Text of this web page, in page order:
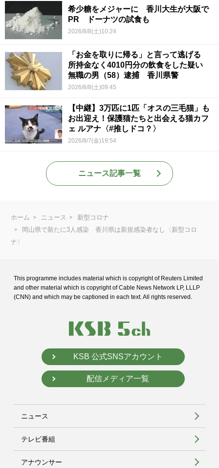
希少糖をメジャーに 香川大生が大阪で
PR ドーナツの試食も
2026/8/8(土)10:24
「お金を取りに帰る」と言って逃げる
所持金なく4010円分の飲食をした疑い
無職の男（58）逮捕 香川県警
2026/8/8(土)09:45
【中継】3万匹に1匹「オスの三毛猫」も
お出迎え！保護猫たちと出会える猫カフ
ェ ルアナ〈#推しドコ？〉
2026/8/7(金)19:54
ニュース記事一覧
ホーム ニュース
新型コロナ
岡山県で新たに3人感染 香川県は新規感染者なし〈新型コロ
ナ〉
This programme includes material which is copyright of Reuters Limited
and other material which is copyright of Cable News Network LP, LLLP
(CNN) and which may be captioned in each text. All rights reserved.
KSB 公式SNSアカウント
配信メディア一覧
ニュース
テレビ番組
アナウンサー